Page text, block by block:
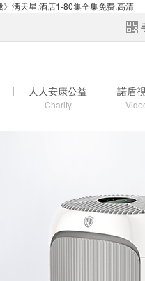
满天星,酒店1-80集全集免费,高清
| 人人安康公益
Charity
| 諾盾